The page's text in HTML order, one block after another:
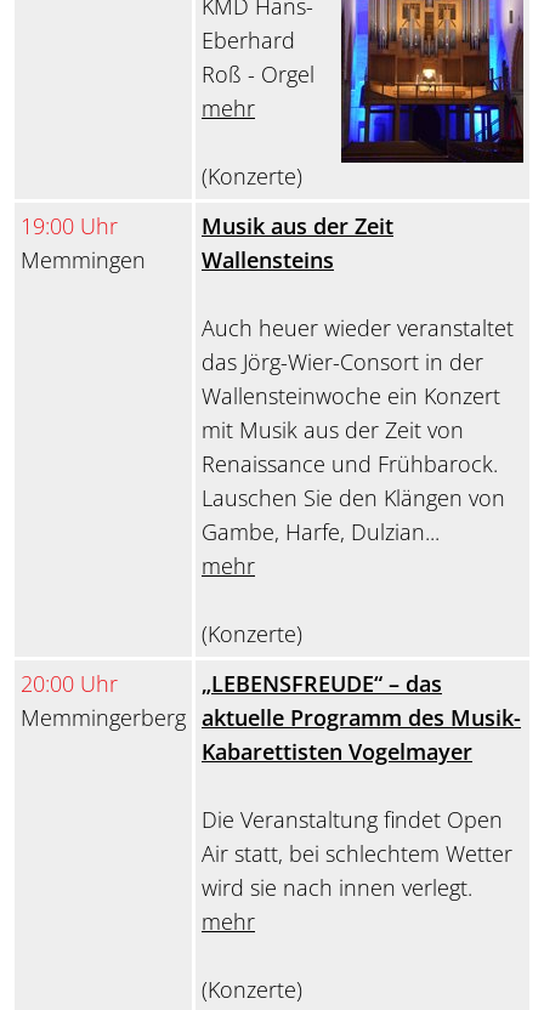
KMD Hans-
Eberhard
Roß - Orgel
mehr
(Konzerte)
19:00 Uhr
Memmingen
Musik aus der Zeit
Wallensteins
Auch heuer wieder veranstaltet
das Jörg-Wier-Consort in der
Wallensteinwoche ein Konzert
mit Musik aus der Zeit von
Renaissance und Frühbarock.
Lauschen Sie den Klängen von
Gambe, Harfe, Dulzian...
mehr
(Konzerte)
20:00 Uhr
Memmingerberg
„LEBENSFREUDE“ – das
aktuelle Programm des Musik-
Kabarettisten Vogelmayer
Die Veranstaltung findet Open
Air statt, bei schlechtem Wetter
wird sie nach innen verlegt.
mehr
(Konzerte)